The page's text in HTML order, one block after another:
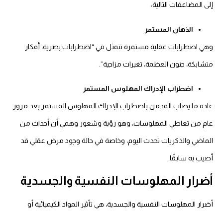
إلى المضاعفات التالية:
الذهان المستمر
وهي اضطرابات عقلية مستمرة تتمثل في “اضطرابات بصرية، أفكار
متشابكة، جنون العظمة، تغيرات مزاجية”.
اضطراب الإدراك المهلوس المستمر
عادة ما يصاب المدمن باضطراب الإدراك المهلوس المستمر بعد مرور
عام من تعاطي المهلوسات، وهو رؤية وشعور وهمي أن أحداث من
الماضي والذكريات تحدث اليوم، وخاصة في حالة وجود مرض عقلي قد
أصيب به سابقًا.
أضرار المهلوسات النفسية والجسدية
أضرار المهلوسات النفسية والجسدية، هي تأثير المواد الكيميائية أو